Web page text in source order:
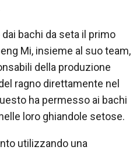
bachi da seta il primo
Mi, insieme al suo team,
della produzione
ragno direttamente nel
ha permesso ai bachi
loro ghiandole setose.
utilizzando una